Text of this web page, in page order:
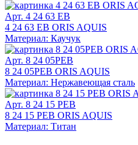
Арт. 4 24 63 EB
4 24 63 EB ORIS AQUIS
Материал: Каучук
Арт. 8 24 05PEB
8 24 05PEB ORIS AQUIS
Материал: Нержавеющая сталь
Арт. 8 24 15 PEB
8 24 15 PEB ORIS AQUIS
Материал: Титан